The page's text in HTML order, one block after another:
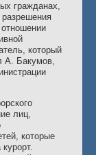
гражданах,
разрешения
который
А. Бакумов,
лиц,
которые